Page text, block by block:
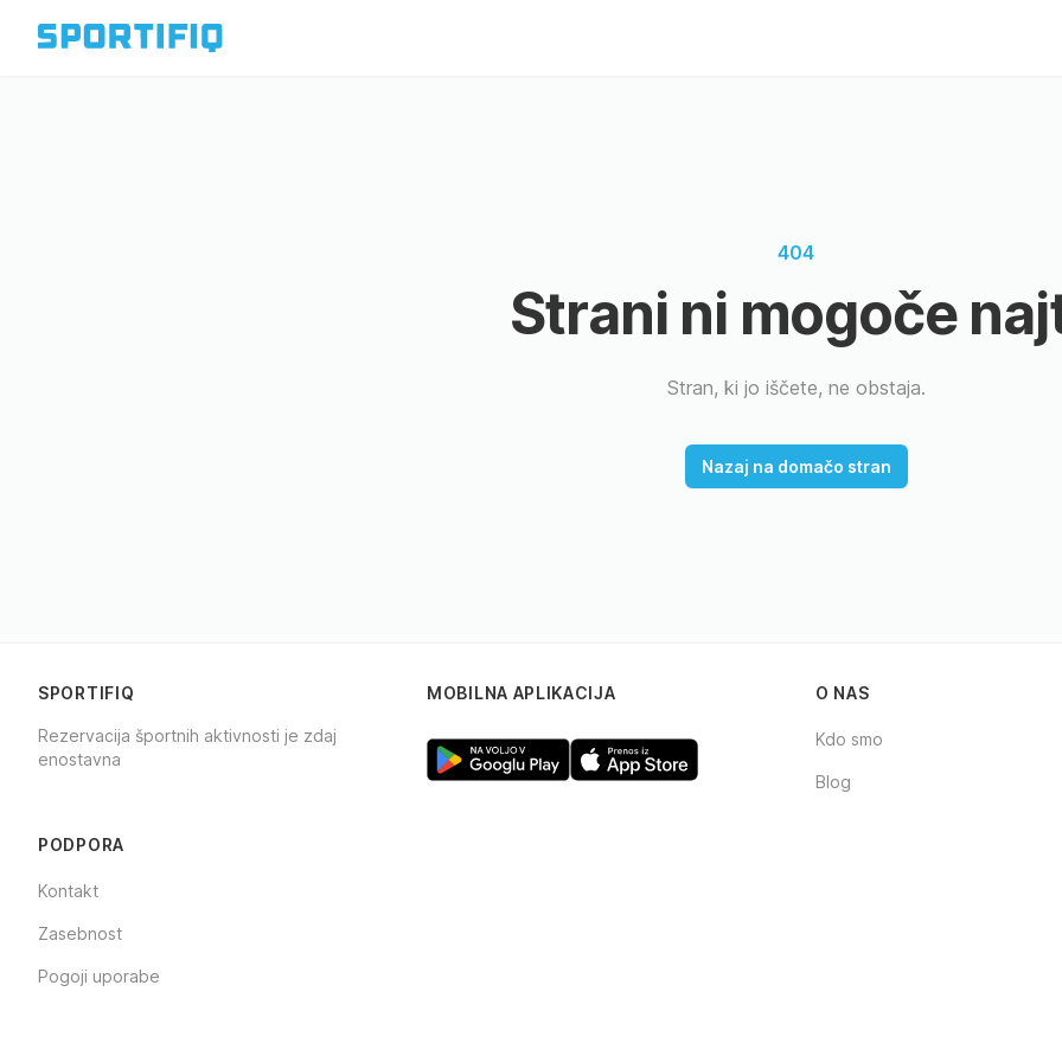
404
Strani ni mogoče
Stran, ki jo iščete, ne obstaja.
Nazaj na domačo stran
SPORTIFIQ
Rezervacija športnih aktivnosti je zdaj
enostavna
MOBILNA APLIKACIJA O NAS
Kdo smo
Blog
PODPORA
Kontakt
Zasebnost
Pogoji uporabe